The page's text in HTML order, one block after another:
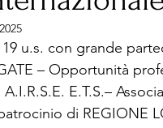
u.s. con grande
GATE – Opportunità
E.T.S.–
di REGIONE